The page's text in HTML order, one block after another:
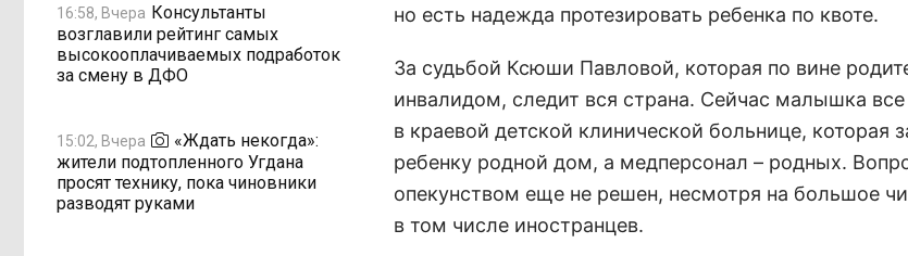
16:58, Вчера Консультанты
возглавили рейтинг самых
высокооплачиваемых подработок
за смену в ДФО
15:02, Вчера
«Ждать некогда»:
жители подтопленного Угдана
просят технику, пока чиновники
разводят руками
но есть надежда протезировать ребенка по квоте.
За судьбой Ксюши Павловой, которая по вине
инвалидом, следит вся страна. Сейчас малышка
в краевой детской клинической больнице, которая
ребенку родной дом, а медперсонал – родных.
опекунством еще не решен, несмотря на большое
в том числе иностранцев.